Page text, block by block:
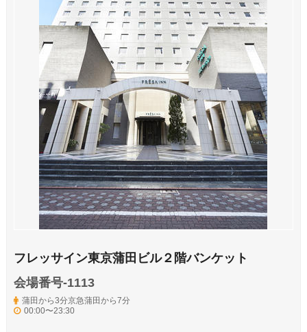
フレッサイン東京蒲田ビル２階バンケット
会場番号-1113
蒲田から3分京急蒲田から7分
00:00〜23:30